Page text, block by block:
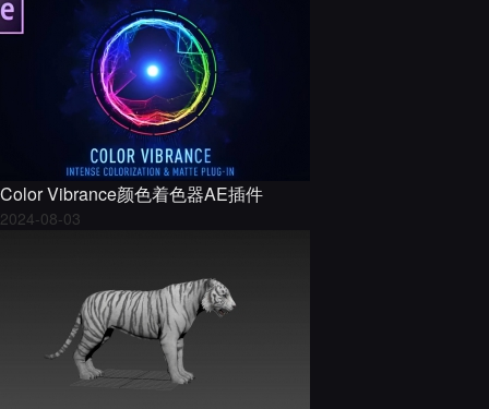
Color Vibrance颜色着色器AE插件
2024-08-03